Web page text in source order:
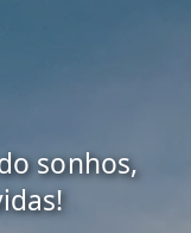
sonhos,